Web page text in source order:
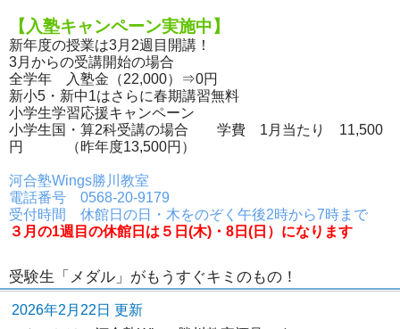
【入塾キャンペーン実施中】
新年度の授業は3月2週目開講！
3月からの受講開始の場合
全学年 入塾金（22,000）⇒0円
新小5・新中1はさらに春期講習無料
小学生学習応援キャンペーン
小学生国・算2科受講の場合 学費 1月当たり 11,500
円 （昨年度13,500円）
河合塾Wings勝川教室
電話番号 0568-20-9179
受付時間 休館日の日・木をのぞく午後2時から7時まで
３月の1週目の休館日は５日(木)・8日(日）になります
受験生「メダル」がもうすぐキミのもの！
2026年2月22日 更新